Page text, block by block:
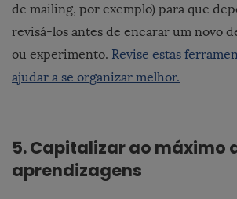
de mailing, por exemplo) para que
revisá-los antes de encarar um novo
ou experimento. Revise estas
ajudar a se organizar melhor.
5. Capitalizar ao máximo
aprendizagens